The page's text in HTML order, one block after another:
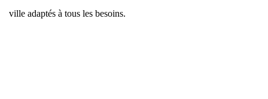
ville adaptés à tous les besoins.